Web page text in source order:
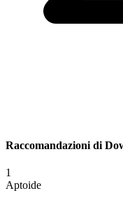
Raccomandazioni di
1
Aptoide